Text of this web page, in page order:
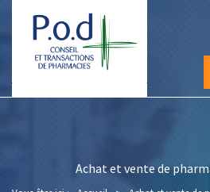
Achat et vente de